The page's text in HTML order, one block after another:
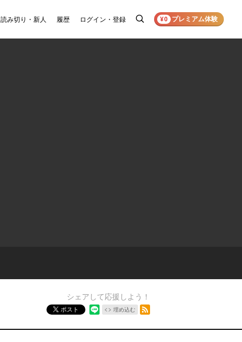
読み切り・新人 履歴 ログイン・登録
検
¥0 プレミアム体験
シェアして応援しよう！
ポスト 埋め込む